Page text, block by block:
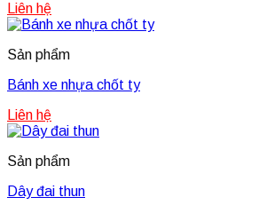
Liên hệ
Sản phẩm
Bánh xe nhựa chốt ty
Liên hệ
Sản phẩm
Dây đai thun